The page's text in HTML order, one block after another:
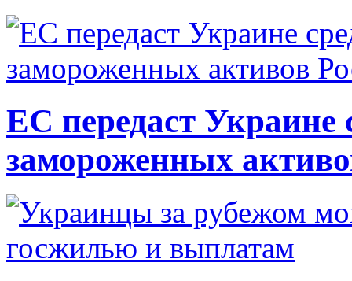
ЕС передаст Украине
замороженных